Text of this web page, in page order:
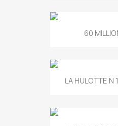
60
LA HULOTTE N